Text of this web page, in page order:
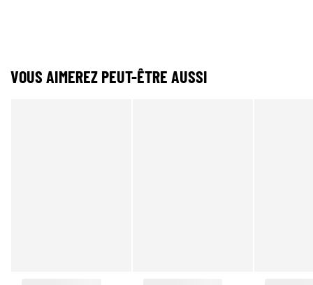
VOUS AIMEREZ PEUT-ÊTRE AUSSI